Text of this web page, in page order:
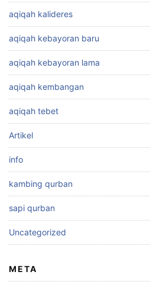
aqiqah kalideres
aqiqah kebayoran baru
aqiqah kebayoran lama
aqiqah kembangan
aqiqah tebet
Artikel
info
kambing qurban
sapi qurban
Uncategorized
META